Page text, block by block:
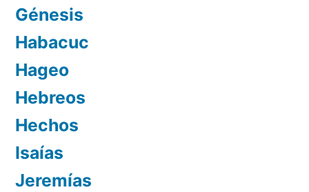
Génesis
Habacuc
Hageo
Hebreos
Hechos
Isaías
Jeremías